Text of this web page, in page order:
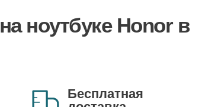
на ноутбуке Honor в
Бесплатная